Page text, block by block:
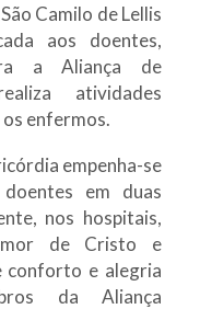
Camilo de Lellis
aos doentes,
a Aliança de
atividades
enfermos.
empenha-se
em duas
nos hospitais,
de Cristo e
conforto e alegria
da Aliança